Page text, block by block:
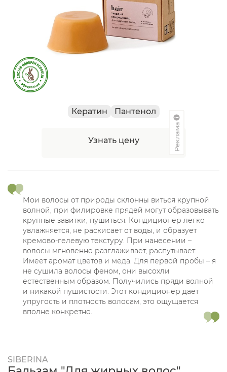
Кератин Пантенол
Узнать цену Реклама
Мои волосы от природы склонны виться крупной
волной, при филировке прядей могут образовывать
крупные завитки, пушиться. Кондиционер легко
увлажняется, не раскисает от воды, и образует
кремово-гелевую текстуру. При нанесении –
волосы мгновенно разглаживает, распутывает.
Имеет аромат цветов и меда. Для первой пробы – я
не сушила волосы феном, они высохли
естественным образом. Получились пряди волной
и никакой пушистости. Этот кондиционер дает
упругость и плотность волосам, это ощущается
вполне конкретно.
SIBERINA